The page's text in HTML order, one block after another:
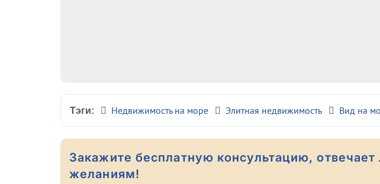
Тэги: Недвижимость на море Элитная недвижимость Вид на
Закажите бесплатную консультацию,
желаниям!